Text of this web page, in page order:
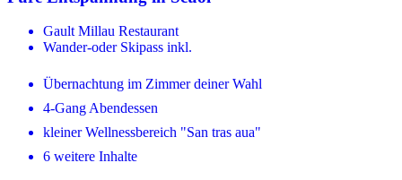
Gault Millau Restaurant
Wander-oder Skipass inkl.
Übernachtung im Zimmer deiner Wahl
4-Gang Abendessen
kleiner Wellnessbereich "San tras aua"
6 weitere Inhalte